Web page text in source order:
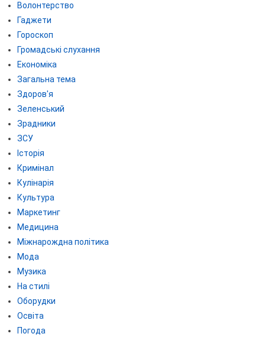
Волонтерство
Гаджети
Гороскоп
Громадські слухання
Економіка
Загальна тема
Здоров'я
Зеленський
Зрадники
ЗСУ
Історія
Кримінал
Кулінарія
Культура
Маркетинг
Медицина
Міжнарождна політика
Мода
Музика
На стилі
Оборудки
Освіта
Погода